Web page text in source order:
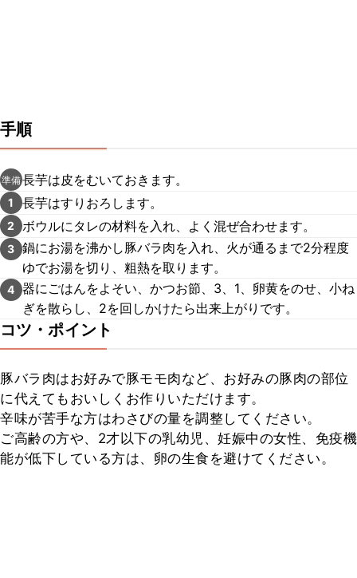
手順
準備長芋は皮をむいておきます。
1 長芋はすりおろします。
2 ボウルにタレの材料を入れ、よく混ぜ合わせます。
3 鍋にお湯を沸かし豚バラ肉を入れ、火が通るまで2分程度
ゆでお湯を切り、粗熱を取ります。
4 器にごはんをよそい、かつお節、3、1、卵黄をのせ、小ね
ぎを散らし、2を回しかけたら出来上がりです。
コツ・ポイント
豚バラ肉はお好みで豚モモ肉など、お好みの豚肉の部位
に代えてもおいしくお作りいただけます。
辛味が苦手な方はわさびの量を調整してください。
ご高齢の方や、2才以下の乳幼児、妊娠中の女性、免疫機
能が低下している方は、卵の生食を避けてください。